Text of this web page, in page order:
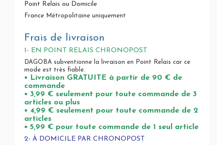
Point Relais ou Domicile
France Métropolitaine uniquement
Frais de livraison
1- EN POINT RELAIS CHRONOPOST
DAGOBA subventionne la livraison en Point Relais car ce
mode est très fiable.
• Livraison GRATUITE à partir de 90 € de
commande
• 3,99 € seulement pour toute commande de 3
articles ou plus
• 4,99 € seulement pour toute commande de 2
articles
• 5,99 € pour toute commande de 1 seul article
2- À DOMICILE PAR CHRONOPOST